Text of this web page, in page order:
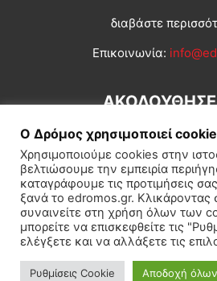
διαβάστε
Επικοινωνία:
Εγγραφή συνδρομητή Πολιτική
Πολιτισμός
Ο Δρόμος χρησιμοποιεί
Χρησιμοποιούμε cookies στην
βελτιώσουμε την εμπειρία
καταγράφουμε τις προτιμήσεις
ξανά το edromos.gr.
συναινείτε στη χρήση όλων των
μπορείτε να επισκεφθείτε τις
ελέγξετε και να αλλάξετε τις
Ρυθμίσεις Cookie Αποδοχή όλων